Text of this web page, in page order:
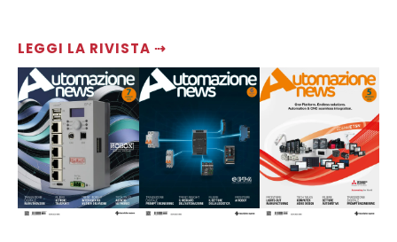
LEGGI LA RIVISTA ⇢